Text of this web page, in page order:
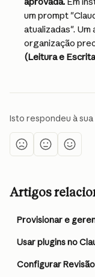
um prompt
atualizadas".
organização
(Leitura e
Isto respondeu à
Artigos
Usar plugins no
Configurar